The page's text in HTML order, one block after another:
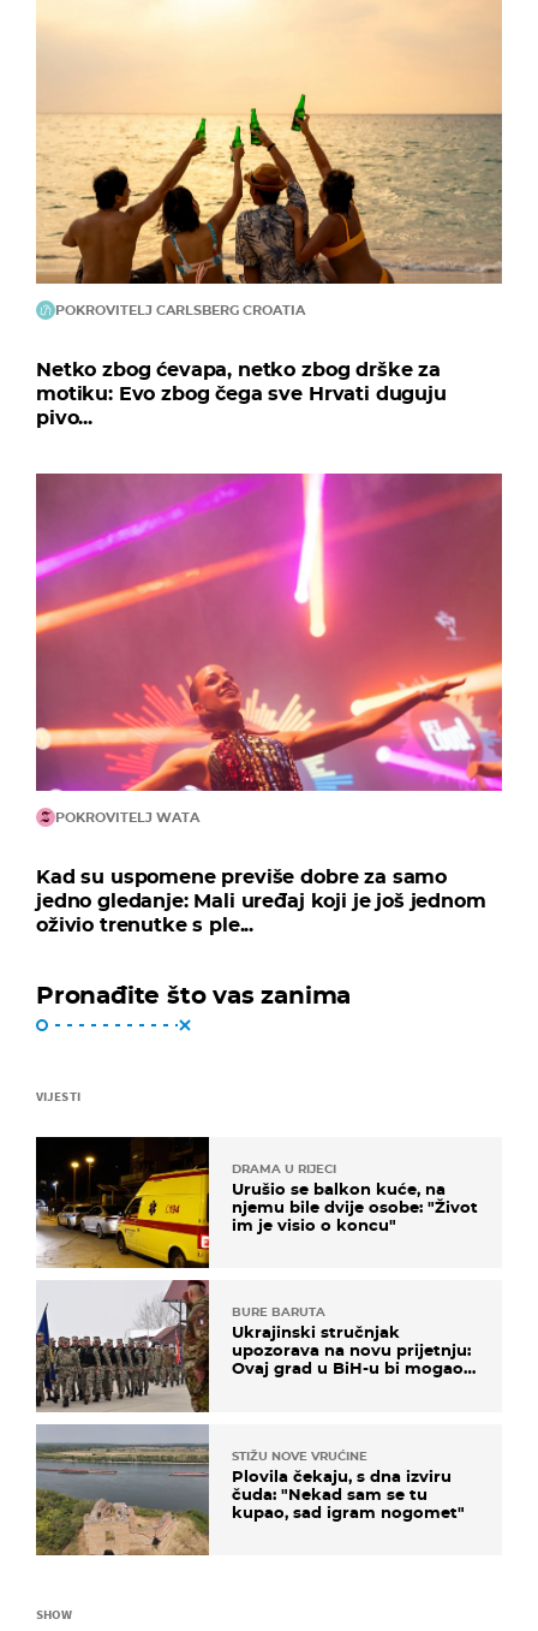
POKROVITELJ CARLSBERG CROATIA
Netko zbog ćevapa, netko zbog drške za
motiku: Evo zbog čega sve Hrvati duguju
pivo...
POKROVITELJ WATA
Kad su uspomene previše dobre za samo
jedno gledanje: Mali uređaj koji je još jednom
oživio trenutke s ple...
Pronađite što vas zanima
VIJESTI
DRAMA U RIJECI
Urušio se balkon kuće, na
njemu bile dvije osobe: "Život
im je visio o koncu"
BURE BARUTA
Ukrajinski stručnjak
upozorava na novu prijetnju:
Ovaj grad u BiH-u bi mogao
STIŽU NOVE VRUĆINE
Plovila čekaju, s dna izviru
čuda: "Nekad sam se tu
kupao, sad igram nogomet"
SHOW